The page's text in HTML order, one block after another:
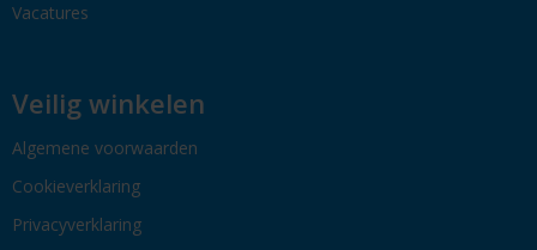
Vacatures
Veilig winkelen
Algemene voorwaarden
Cookieverklaring
Privacyverklaring